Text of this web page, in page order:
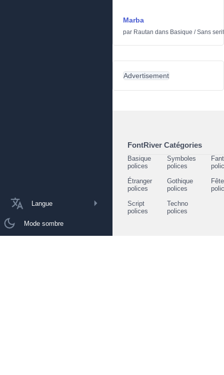
Langue
Mode sombre
Marba
par Rautan dans Basique /Sans serif
Advertisement
FontRiver Catégories
Basique
polices
Symboles
polices
Étranger
polices
Gothique
polices
Script
polices
Techno
polices